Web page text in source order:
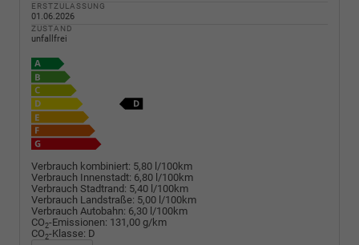
ERSTZULASSUNG
01.06.2026
ZUSTAND
unfallfrei
Verbrauch kombiniert: 5,80 l/100km
Verbrauch Innenstadt: 6,80 l/100km
Verbrauch Stadtrand: 5,40 l/100km
Verbrauch Landstraße: 5,00 l/100km
Verbrauch Autobahn: 6,30 l/100km
CO2-Emissionen: 131,00 g/km
CO2-Klasse: D